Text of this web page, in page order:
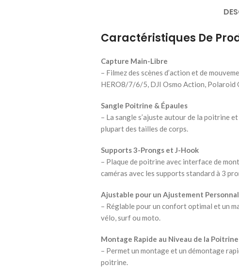
Caractéristiques De
Capture Main-Libre
– Filmez des scènes d’action et de
HERO8/7/6/5, DJI Osmo Action, Polaroid
Sangle Poitrine & Épaules
– La sangle s’ajuste autour de la poitrine
plupart des tailles de corps.
Supports 3-Prongs et J-Hook
– Plaque de poitrine avec interface de
caméras avec les supports standard à 3
Ajustable pour un Ajustement
– Réglable pour un confort optimal et un
vélo, surf ou moto.
Montage Rapide au Niveau de la Poitrine
– Permet un montage et un démontage
poitrine.